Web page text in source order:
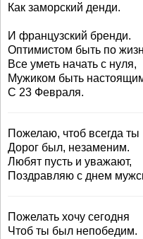
Как заморский денди.
И французский бренди.
Оптимистом быть по
Все уметь начать с нуля,
Мужиком быть
С 23 Февраля.
Пожелаю, чтоб всегда ты
Дорог был, незаменим.
Любят пусть и уважают,
Поздравляю с днем
Пожелать хочу сегодня
Чтоб ты был непобедим.